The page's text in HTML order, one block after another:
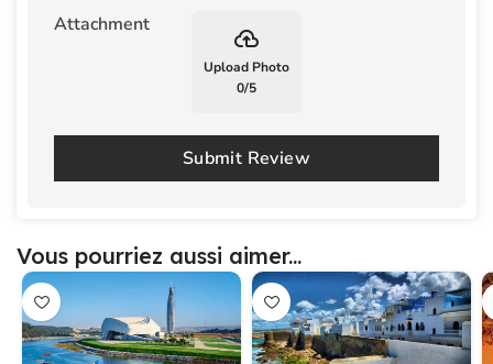
Attachment backup
Upload Photo
0/5
Submit Review
Vous pourriez aussi aimer...